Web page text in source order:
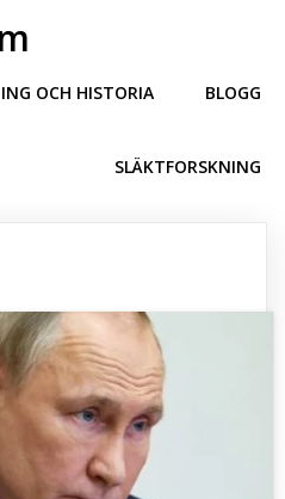
OCH HISTORIA BLOGG
SLÄKTFORSKNING